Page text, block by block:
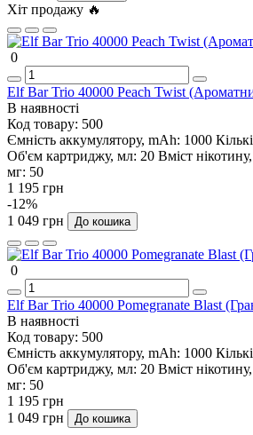
Хіт продажу 🔥
0
Elf Bar Trio 40000 Peach Twist
В наявності
Код товару: 500
Ємність аккумулятору, mAh: 1000
Об'єм картриджу, мл: 20 Вміст
мг: 50
1 195 грн
-12%
1 049 грн
До кошика
0
Elf Bar Trio 40000 Pomegranate Blast
В наявності
Код товару: 500
Ємність аккумулятору, mAh: 1000
Об'єм картриджу, мл: 20 Вміст
мг: 50
1 195 грн
1 049 грн
До кошика